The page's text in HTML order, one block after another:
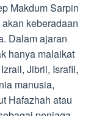
Makdum Sarpin
keberadaan
Dalam ajaran
hanya malaikat
Jibril, Israfil,
manusia,
Hafazhah atau